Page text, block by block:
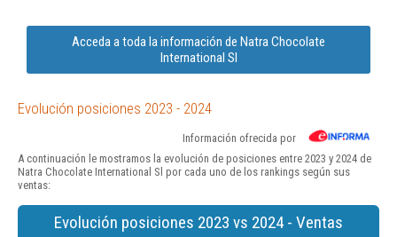
Acceda a toda la información de Natra Chocolate
International Sl
Evolución posiciones 2023 - 2024
Información ofrecida por
A continuación le mostramos la evolución de posiciones entre 2023 y 2024 de
Natra Chocolate International Sl por cada uno de los rankings según sus
ventas:
Evolución posiciones 2023 vs 2024 - Ventas